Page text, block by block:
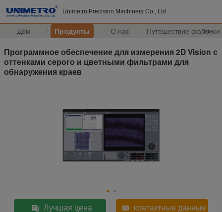
Unimetro Precision Machinery Co., Ltd
Дом Продукты О нас Путешествие фабрики
>>
Программное обеспечение для измерения 2D Vision с
оттенками серого и цветными фильтрами для
обнаружения краев
Лучшая цена контактные данные